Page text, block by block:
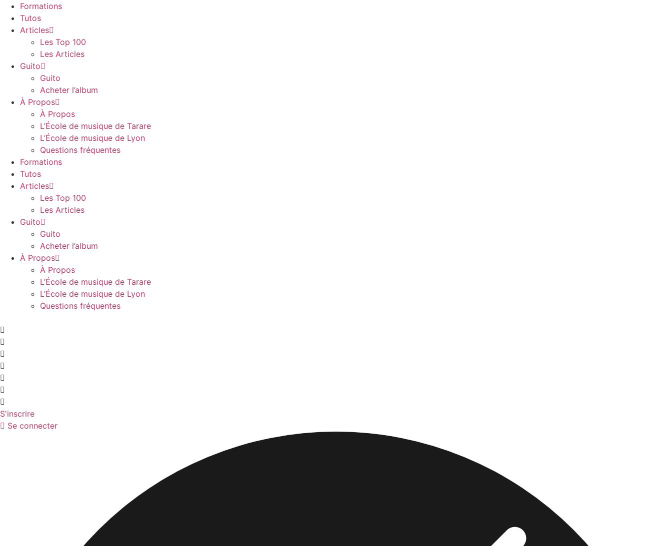
Panneau de gestion des cookies
Formations
Tutos
Articles
Les Top 100
Les Articles
Guito
Guito
Acheter l’album
À Propos
À Propos
L’École de musique de Tarare
L’École de musique de Lyon
Questions fréquentes
Formations
Tutos
Articles
Les Top 100
Les Articles
Guito
Guito
Acheter l’album
À Propos
À Propos
L’École de musique de Tarare
L’École de musique de Lyon
Questions fréquentes
S'inscrire
Se connecter